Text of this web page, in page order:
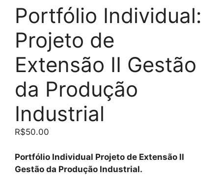
Portfólio Individual:
Projeto de
Extensão II Gestão
da Produção
Industrial
R$50.00
Portfólio Individual Projeto de Extensão II
Gestão da Produção Industrial.